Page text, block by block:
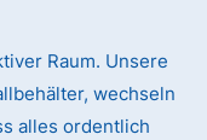
Raum. Unsere
wechseln
alles ordentlich